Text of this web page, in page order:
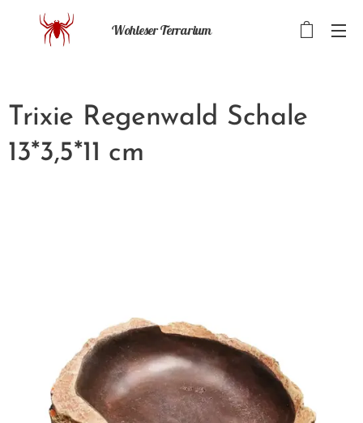
Wohleser Terrarium
Trixie Regenwald Schale
13*3,5*11 cm